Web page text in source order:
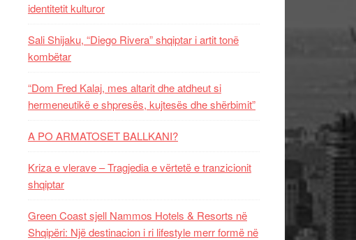
identitetit kulturor
Sali Shijaku, “Diego Rivera” shqiptar i artit tonë
kombëtar
“Dom Fred Kalaj, mes altarit dhe atdheut si
hermeneutikë e shpresës, kujtesës dhe shërbimit”
A PO ARMATOSET BALLKANI?
Kriza e vlerave – Tragjedia e vërtetë e tranzicionit
shqiptar
Green Coast sjell Nammos Hotels & Resorts në
Shqipëri: Një destinacion i ri lifestyle merr formë në